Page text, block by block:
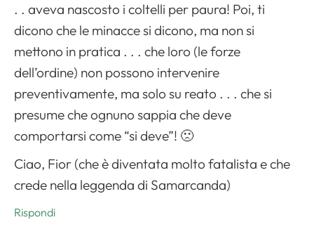
. . aveva nascosto i coltelli per paura! Poi, ti
dicono che le minacce si dicono, ma non si
mettono in pratica . . . che loro (le forze
dell’ordine) non possono intervenire
preventivamente, ma solo su reato . . . che si
presume che ognuno sappia che deve
comportarsi come “si deve”! 🙁
Ciao, Fior (che è diventata molto fatalista e che
crede nella leggenda di Samarcanda)
Rispondi